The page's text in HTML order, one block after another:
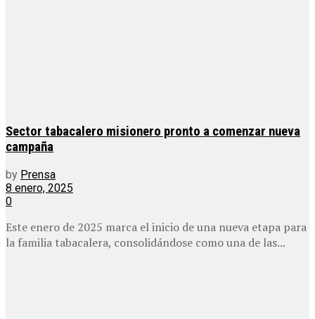
Sector tabacalero misionero pronto a comenzar nueva
campaña
by Prensa
8 enero, 2025
0
Este enero de 2025 marca el inicio de una nueva etapa para
la familia tabacalera, consolidándose como una de las...